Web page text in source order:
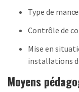
Type de
Contrôle de
Mise en
installations
Moyens